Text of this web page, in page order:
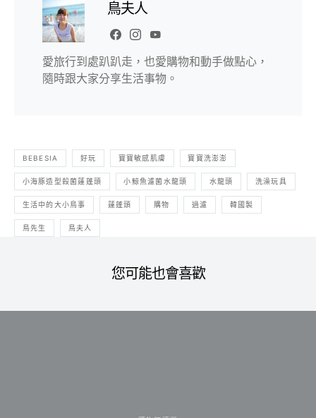
鳥夫人
愛旅行到處趴趴走，也愛購物和動手做點心，
隨時跟大家分享生活事物。
BEBESIA 好玩 寶寶敏感肌膚 寶寶洗澎澎
小海豚造型殺菌蓮蓬頭 小鯨魚濾菌水龍頭 水龍頭 洗澡玩具
生活中的大小鳥事 蓮蓬頭 購物 過濾 韓國製
鳥先生 鳥夫人
您可能也會喜歡